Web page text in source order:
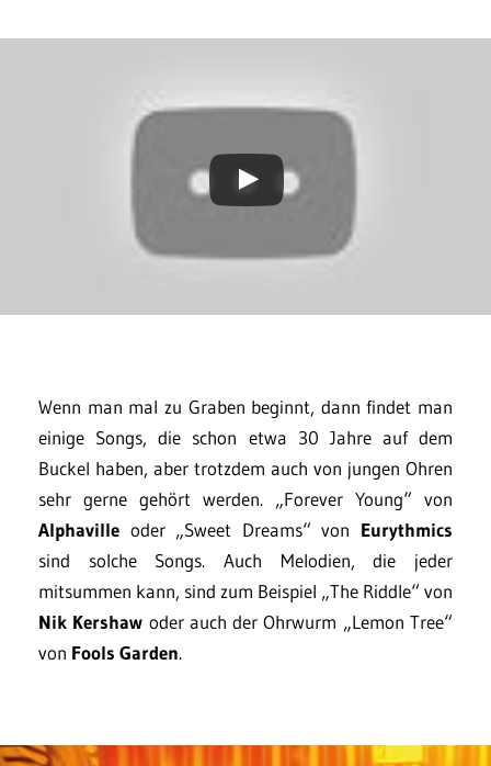
Wenn man mal zu Graben beginnt, dann findet man
einige Songs, die schon etwa 30 Jahre auf dem
Buckel haben, aber trotzdem auch von jungen Ohren
sehr gerne gehört werden. „Forever Young“ von
Alphaville oder „Sweet Dreams“ von Eurythmics
sind solche Songs. Auch Melodien, die jeder
mitsummen kann, sind zum Beispiel „The Riddle“ von
Nik Kershaw oder auch der Ohrwurm „Lemon Tree“
von Fools Garden.